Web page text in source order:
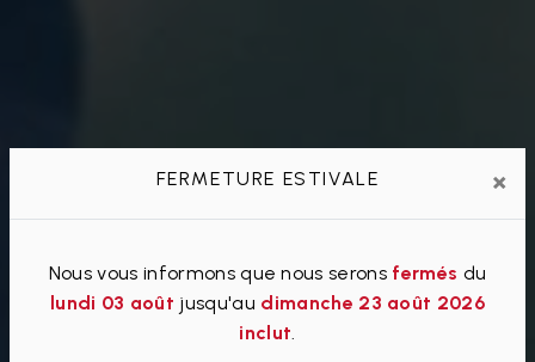
FERMETURE ESTIVALE ×
Nous vous informons que nous serons fermés du
lundi 03 août jusqu'au dimanche 23 août 2026
inclut